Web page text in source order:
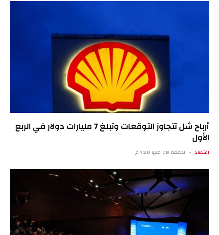
أرباح شل تتجاوز التوقعات وتبلغ 7 مليارات دولار في الربع
الأول
اقتصاد الجمعة 08 مايو 7:20 م